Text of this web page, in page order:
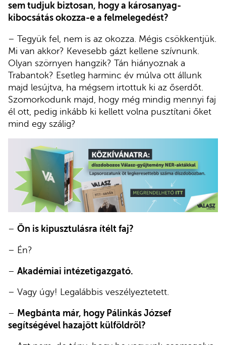
sem tudjuk biztosan, hogy a károsanyag-
kibocsátás okozza-e a felmelegedést?
– Tegyük fel, nem is az okozza. Mégis csökkentjük.
Mi van akkor? Kevesebb gázt kellene szívnunk.
Olyan szörnyen hangzik? Tán hiányoznak a
Trabantok? Esetleg harminc év múlva ott állunk
majd lesújtva, ha mégsem irtottuk ki az őserdőt.
Szomorkodunk majd, hogy még mindig mennyi faj
él ott, pedig inkább ki kellett volna pusztítani őket
mind egy szálig?
– Ön is kipusztulásra ítélt faj?
– Én?
– Akadémiai intézetigazgató.
– Vagy úgy! Legalábbis veszélyeztetett.
– Megbánta már, hogy Pálinkás József
segítségével hazajött külföldről?